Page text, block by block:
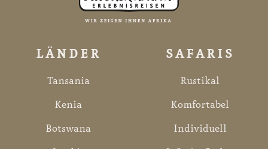
LÄNDER
Tansania
Kenia
Botswana
SAFARIS
Rustikal
Komfortabel
Individuell